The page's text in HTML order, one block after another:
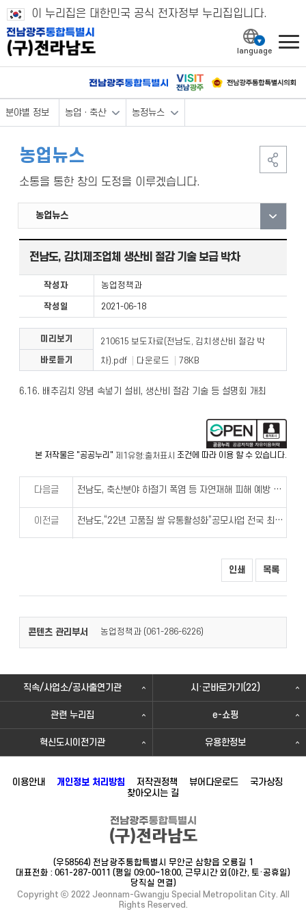
이 누리집은 대한민국 공식 전자정부 누리집입니다.
분야별 정보 농업ㆍ축산 농정뉴스
농업뉴스
소통을 통한 창의 도정을 이루겠습니다.
농업뉴스
최신농업동향
농업·농촌 및 식품산업 발전
국제농업규약 용어집
도농교류 자매결연
전남도, 김치제조업체 생산비 절감 기술 보급 박차
작성자 농업정책과
작성일 2021-06-18
210615 보도자료(전남도, 김치생산비 절감 박
차).pdf
다운로드 78KB
미리보기
바로듣기
6.16. 배추김치 양념 속넣기 설비, 생산비 절감 기술 등 설명회 개최
본 저작물은 "공공누리" 제1유형:출처표시 조건에 따라 이용 할 수 있습니다.
다음글 전남도, 축산분야 하절기 폭염 등 자연재해 피해 예방 총력!
이전글 전남도,“22년 고품질 쌀 유통활성화”공모사업 전국 최다 선정
인쇄 목록
콘텐츠 관리부서 농업정책과 (061-286-6226)
직속/사업소/공사출연기관 시·군바로가기(22)
관련 누리집 e-쇼핑
혁신도시이전기관 유용한정보
이용안내 개인정보 처리방침 저작권정책 뷰어다운로드
국가상징
찾아오시는 길
(우58564) 전남광주통합특별시 무안군 삼향읍 오룡길 1
대표전화 : 061-287-0011 (평일 09:00~18:00, 근무시간 외(야간, 토·공휴일)
당직실 연결)
Copyright ⓒ 2022 Jeonnam-Gwangju Special Metropolitan City. All
Rights Reserved.